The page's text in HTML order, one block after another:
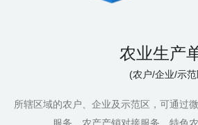
农业生产
(农户/企业/示
所辖区域的农户、企业及示范区，可通过
服务、农产产销对接服务、特色